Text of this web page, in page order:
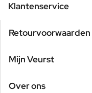
Klantenservice
Retourvoorwaarden
Mijn Veurst
Over ons